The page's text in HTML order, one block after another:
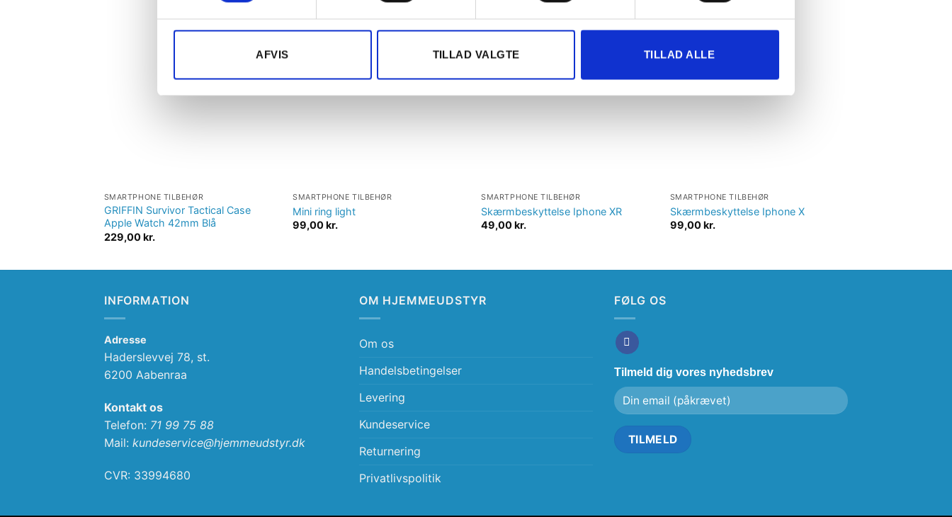
AFVIS TILLAD VALGTE TILLAD ALLE
Tilføj til
ønskeliste
SMARTPHONE TILBEHØR
GRIFFIN Survivor Tactical Case
Apple Watch 42mm Blå
229,00kr.
Tilføj til
ønskeliste
SMARTPHONE TILBEHØR
Mini ring light
99,00kr.
SMARTPHONE TILBEHØR
Skærmbeskyttelse Iphone XR
49,00kr.
SMARTPHONE TILBEHØR
Skærmbeskyttelse Iphone X
99,00kr.
INFORMATION
Adresse
Haderslevvej 78, st.
6200 Aabenraa
Kontakt os
Telefon: 71 99 75 88
Mail: kundeservice@hjemmeudstyr.dk
CVR: 33994680
OM HJEMMEUDSTYR
Om os
Handelsbetingelser
Levering
Kundeservice
Returnering
Privatlivspolitik
FØLG OS
Tilmeld dig vores nyhedsbrev